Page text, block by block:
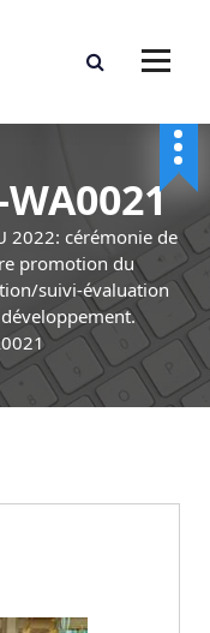
2022: cérémonie de
promotion du
suivi-évaluation